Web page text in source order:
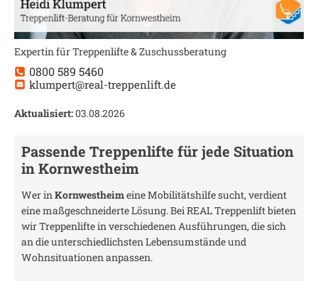
Expertin für Treppenlifte & Zuschussberatung
0800 589 5460
klumpert@real-treppenlift.de
Aktualisiert:03.08.2026
Passende Treppenlifte für jede Situation
inKornwestheim
Wer inKornwestheimeine Mobilitätshilfe sucht, verdient
eine maßgeschneiderte Lösung. Bei REAL Treppenlift bieten
wir Treppenlifte in verschiedenen Ausführungen, die sich
an die unterschiedlichsten Lebensumstände und
Wohnsituationen anpassen.